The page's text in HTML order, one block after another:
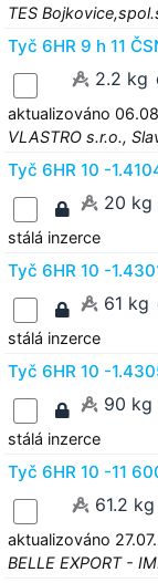
TES
Tyč 6HR 9 h 11
2.2 kg
aktualizováno
VLASTRO s.r.o.,
Tyč 6HR 10 -
20 kg
stálá inzerce
Tyč 6HR 10 -
61 kg
stálá inzerce
Tyč 6HR 10 -
90 kg
stálá inzerce
Tyč 6HR 10 -11
61.2 kg
aktualizováno
BELLE EXPORT -